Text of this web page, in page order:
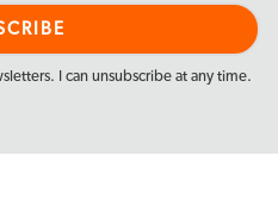
I can unsubscribe at any time.